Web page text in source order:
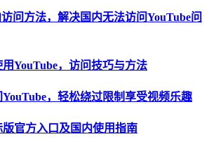
问方法，解决国内无法访问YouTube问
YouTube，访问技巧与方法
YouTube，轻松绕过限制享受视频乐趣
官方入口及国内使用指南